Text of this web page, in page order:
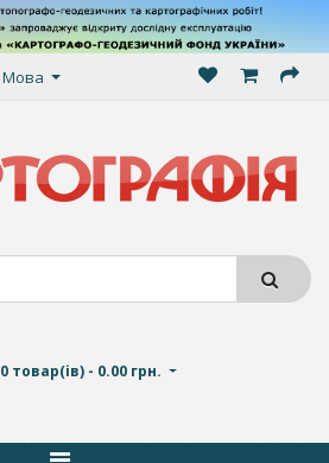
Мова
0 товар(ів) - 0.00 грн.